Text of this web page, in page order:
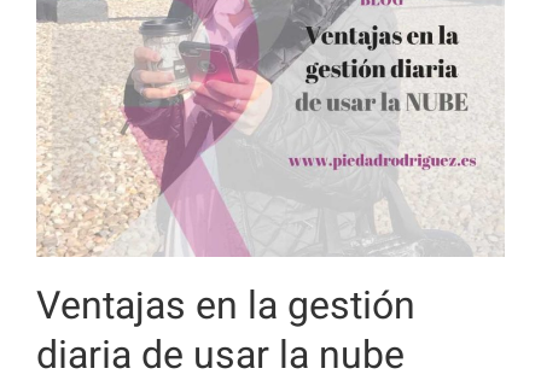
Ventajas en la gestión
diaria de usar la nube